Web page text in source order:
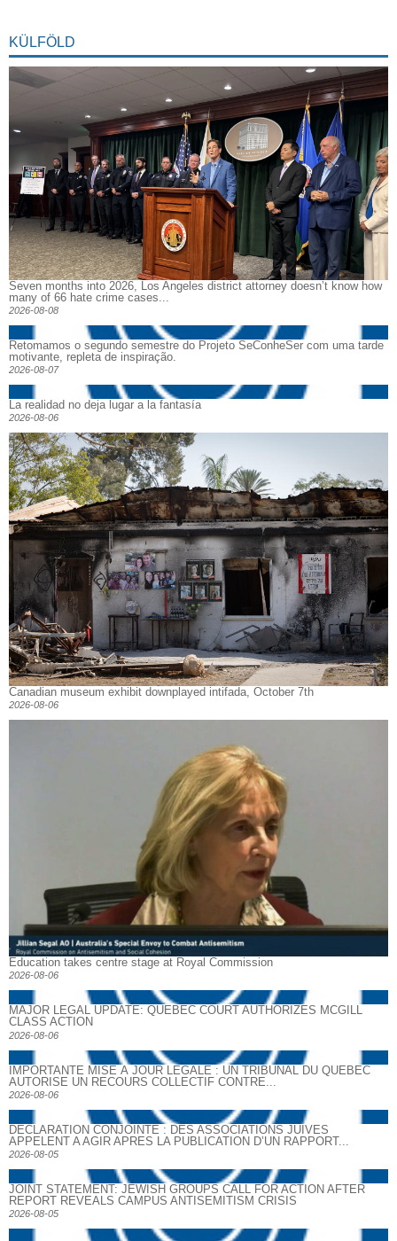
KÜLFÖLD
Seven months into 2026, Los Angeles district attorney doesn’t know how
many of 66 hate crime cases...
2026-08-08
Retomamos o segundo semestre do Projeto SeConheSer com uma tarde
motivante, repleta de inspiração.
2026-08-07
La realidad no deja lugar a la fantasía
2026-08-06
Canadian museum exhibit downplayed intifada, October 7th
2026-08-06
Education takes centre stage at Royal Commission
2026-08-06
MAJOR LEGAL UPDATE: QUEBEC COURT AUTHORIZES MCGILL
CLASS ACTION
2026-08-06
IMPORTANTE MISE À JOUR LÉGALE : UN TRIBUNAL DU QUÉBEC
AUTORISE UN RECOURS COLLECTIF CONTRE...
2026-08-06
DECLARATION CONJOINTE : DES ASSOCIATIONS JUIVES
APPELENT A AGIR APRES LA PUBLICATION D’UN RAPPORT...
2026-08-05
JOINT STATEMENT: JEWISH GROUPS CALL FOR ACTION AFTER
REPORT REVEALS CAMPUS ANTISEMITISM CRISIS
2026-08-05